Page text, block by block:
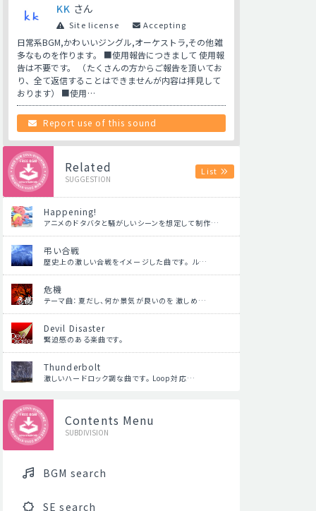
KK さん
Site license Accepting
日常系BGM,かわいいジングル,オーケストラ,その他雑
多なものを作ります。 ■使用報告につきまして 使用報
告は不要です。 （たくさんの方からご報告を頂いてお
り、全て返信することはできませんが内容は拝見して
おります） ■使用…
Report use of this sound
Related
SUGGESTION
List
Happening!
アニメのドタバタと騒がしいシーンを想定して制作…
弔い合戦
歴史上の激しい合戦をイメージした曲です。 ル…
危機
テーマ曲：夏だし、何か景気が良いのを 激しめ…
Devil Disaster
緊迫感のある楽曲です。
Thunderbolt
激しいハードロック調な曲です。 Loop対応…
Contents Menu
SUBDIVISION
BGM search
SE search